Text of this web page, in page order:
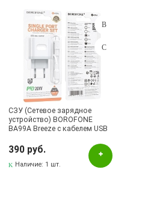
СЗУ (Сетевое зарядное
устройство) BOROFONE
BA99A Breeze с кабелем USB
PD20W, 1 USB Type C, длина 1
метр, цвет белый
390 руб.
Наличие: 1 шт.